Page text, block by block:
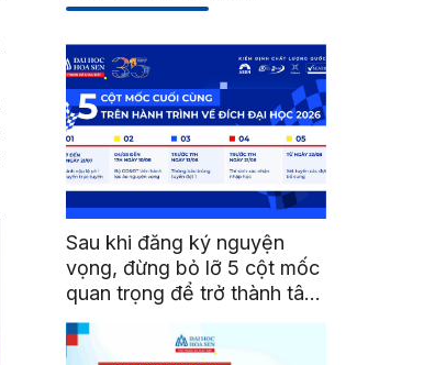
Sau khi đăng ký nguyện
vọng, đừng bỏ lỡ 5 cột mốc
quan trọng để trở thành tân
sinh viên HSU